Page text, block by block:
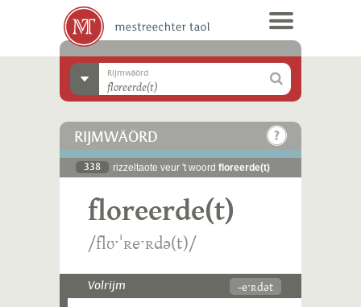
Rijmwäörd
RIJMWÄÖRD
338 rizzeltaote veur 't woord floreerde(t)
floreerde(t)
/flʊˑˈʀeˑʀdə(t)/
Volrijm -eˑʀdət